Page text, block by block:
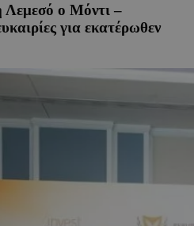
Λεμεσό ο Μόντι –
για εκατέρωθεν